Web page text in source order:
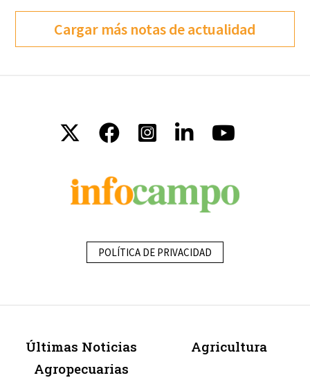
Cargar más notas de actualidad
POLÍTICA DE PRIVACIDAD
Últimas Noticias
Agropecuarias
Agricultura